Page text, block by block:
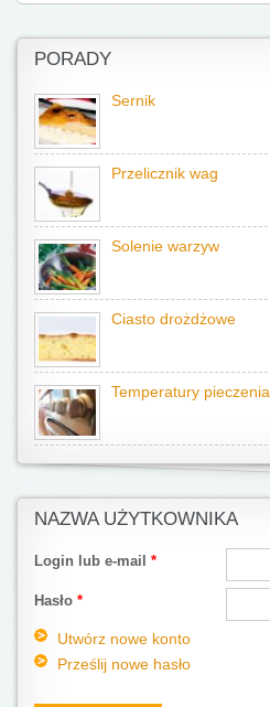
PORADY
Sernik
Przelicznik wag
Solenie warzyw
Ciasto drożdżowe
Temperatury pieczenia
NAZWA UŻYTKOWNIKA
Login lub e-mail *
Hasło *
Utwórz nowe konto
Prześlij nowe hasło